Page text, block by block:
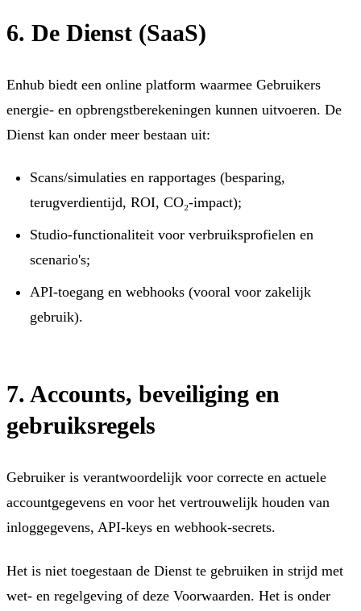
6. De Dienst (SaaS)
Enhub biedt een online platform waarmee Gebruikers
energie- en opbrengstberekeningen kunnen uitvoeren. De
Dienst kan onder meer bestaan uit:
Scans/simulaties en rapportages (besparing,
terugverdientijd, ROI, CO₂-impact);
Studio-functionaliteit voor verbruiksprofielen en
scenario's;
API-toegang en webhooks (vooral voor zakelijk
gebruik).
7. Accounts, beveiliging en
gebruiksregels
Gebruiker is verantwoordelijk voor correcte en actuele
accountgegevens en voor het vertrouwelijk houden van
inloggegevens, API-keys en webhook-secrets.
Het is niet toegestaan de Dienst te gebruiken in strijd met
wet- en regelgeving of deze Voorwaarden. Het is onder